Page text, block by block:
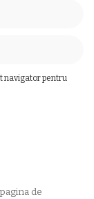
navigator pentru
de